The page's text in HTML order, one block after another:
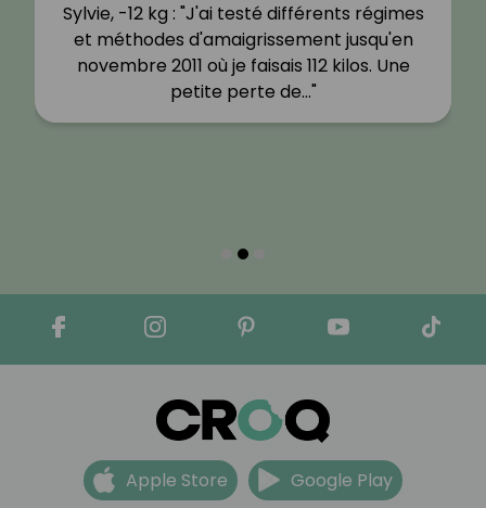
Sylvie, -12 kg : "J'ai testé différents régimes
et méthodes d'amaigrissement jusqu'en
novembre 2011 où je faisais 112 kilos. Une
petite perte de…"
Apple Store Google Play